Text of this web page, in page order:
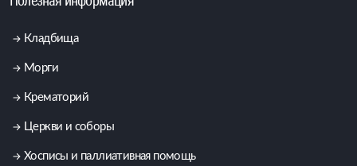
Кладбища
Морги
Крематорий
Церкви и соборы
Хосписы и паллиативная помощь